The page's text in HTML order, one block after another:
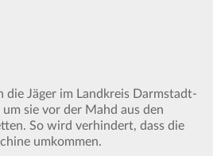
die Jäger im Landkreis Darmstadt-
sie vor der Mahd aus den
So wird verhindert, dass die
umkommen.